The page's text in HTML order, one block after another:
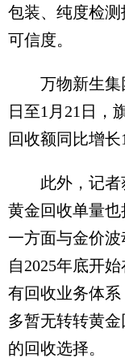
包装、纯度检
可信度。
万物新生集
日至1月21日，
回收额同比增长
此外，记者获
黄金回收单量
一方面与金价
自2025年底开
有回收业务体
多暂无转转黄
的回收选择。